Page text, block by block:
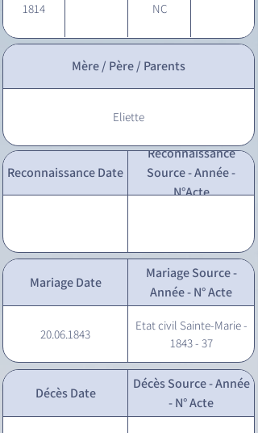
1814 NC
Mère / Père / Parents
Eliette
Reconnaissance Date
Reconnaissance
Source - Année -
N°Acte
Mariage Date
Mariage Source -
Année - N° Acte
20.06.1843
Etat civil Sainte-Marie -
1843 - 37
Décès Date
Décès Source - Année
- N° Acte